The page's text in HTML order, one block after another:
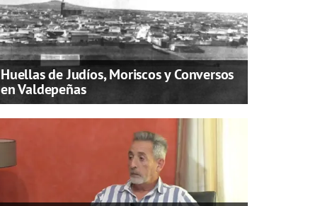
Huellas de Judíos, Moriscos y Conversos
en Valdepeñas